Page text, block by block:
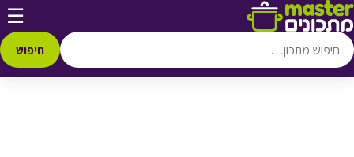
דלג לתוכן ☰
חיפוש
♥ הוספה